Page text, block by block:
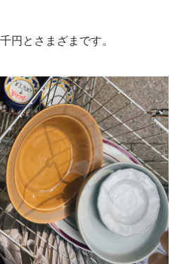
円とさまざまです。